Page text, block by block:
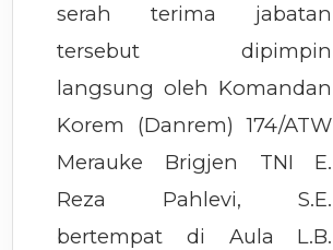
serah terima jabatan
tersebut dipimpin
langsung oleh Komandan
Korem (Danrem) 174/ATW
Merauke Brigjen TNI E.
Reza Pahlevi, S.E.
bertempat di Aula L.B.